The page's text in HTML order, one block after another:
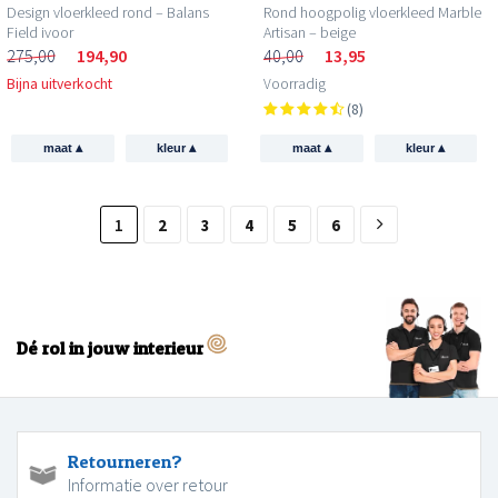
Design vloerkleed rond – Balans
Field ivoor
275,00 194,90
Bijna uitverkocht
maat ▴ kleur▴
Rond hoogpolig vloerkleed Marble
Artisan – beige
40,00 13,95
Voorradig
(8)
maat ▴ kleur▴
1 2 3 4 5 6
Dé rol in jouw interieur
Retourneren?
Informatie over retour